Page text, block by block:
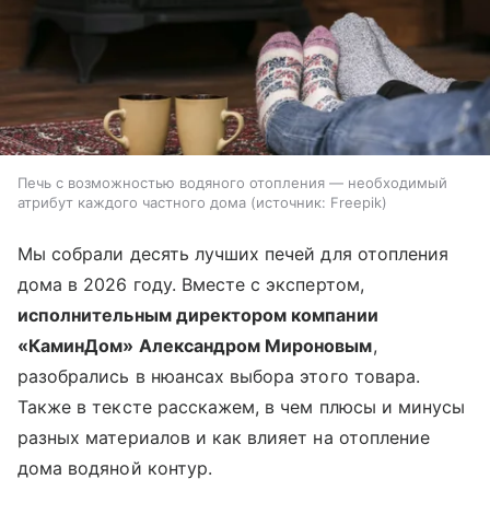
Печь с возможностью водяного отопления — необходимый
атрибут каждого частного дома
источник: Freepik
Мы собрали десять лучших печей для отопления
дома в 2026 году. Вместе с экспертом,
исполнительным директором компании
«КаминДом» Александром Мироновым,
разобрались в нюансах выбора этого товара.
Также в тексте расскажем, в чем плюсы и минусы
разных материалов и как влияет на отопление
дома водяной контур.